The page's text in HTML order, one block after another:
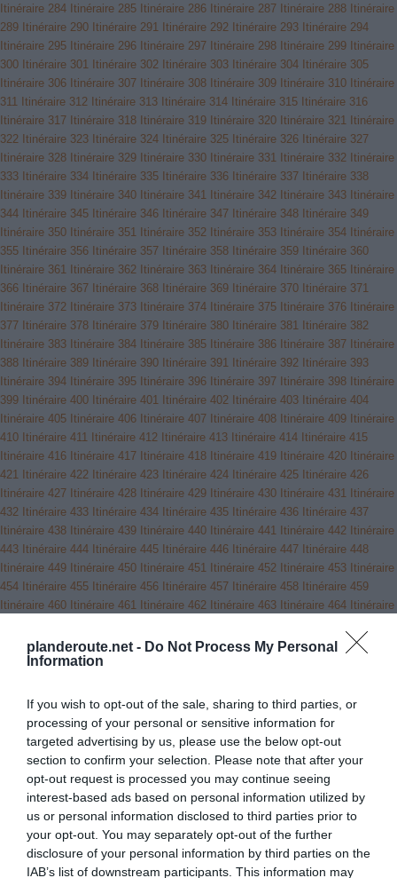
planderoute.net - Do Not Process My Personal
Information
If you wish to opt-out of the sale, sharing to third parties, or
processing of your personal or sensitive information for
targeted advertising by us, please use the below opt-out
section to confirm your selection. Please note that after your
opt-out request is processed you may continue seeing
interest-based ads based on personal information utilized by
us or personal information disclosed to third parties prior to
your opt-out. You may separately opt-out of the further
disclosure of your personal information by third parties on the
IAB’s list of downstream participants. This information may
Itinéraire 284 Itinéraire 285 Itinéraire 286 Itinéraire 287 Itinéraire 288 Itinéraire
289 Itinéraire 290 Itinéraire 291 Itinéraire 292 Itinéraire 293 Itinéraire 294
Itinéraire 295 Itinéraire 296 Itinéraire 297 Itinéraire 298 Itinéraire 299 Itinéraire
300 Itinéraire 301 Itinéraire 302 Itinéraire 303 Itinéraire 304 Itinéraire 305
Itinéraire 306 Itinéraire 307 Itinéraire 308 Itinéraire 309 Itinéraire 310 Itinéraire
311 Itinéraire 312 Itinéraire 313 Itinéraire 314 Itinéraire 315 Itinéraire 316
Itinéraire 317 Itinéraire 318 Itinéraire 319 Itinéraire 320 Itinéraire 321 Itinéraire
322 Itinéraire 323 Itinéraire 324 Itinéraire 325 Itinéraire 326 Itinéraire 327
Itinéraire 328 Itinéraire 329 Itinéraire 330 Itinéraire 331 Itinéraire 332 Itinéraire
333 Itinéraire 334 Itinéraire 335 Itinéraire 336 Itinéraire 337 Itinéraire 338
Itinéraire 339 Itinéraire 340 Itinéraire 341 Itinéraire 342 Itinéraire 343 Itinéraire
344 Itinéraire 345 Itinéraire 346 Itinéraire 347 Itinéraire 348 Itinéraire 349
Itinéraire 350 Itinéraire 351 Itinéraire 352 Itinéraire 353 Itinéraire 354 Itinéraire
355 Itinéraire 356 Itinéraire 357 Itinéraire 358 Itinéraire 359 Itinéraire 360
Itinéraire 361 Itinéraire 362 Itinéraire 363 Itinéraire 364 Itinéraire 365 Itinéraire
366 Itinéraire 367 Itinéraire 368 Itinéraire 369 Itinéraire 370 Itinéraire 371
Itinéraire 372 Itinéraire 373 Itinéraire 374 Itinéraire 375 Itinéraire 376 Itinéraire
377 Itinéraire 378 Itinéraire 379 Itinéraire 380 Itinéraire 381 Itinéraire 382
Itinéraire 383 Itinéraire 384 Itinéraire 385 Itinéraire 386 Itinéraire 387 Itinéraire
388 Itinéraire 389 Itinéraire 390 Itinéraire 391 Itinéraire 392 Itinéraire 393
Itinéraire 394 Itinéraire 395 Itinéraire 396 Itinéraire 397 Itinéraire 398 Itinéraire
399 Itinéraire 400 Itinéraire 401 Itinéraire 402 Itinéraire 403 Itinéraire 404
Itinéraire 405 Itinéraire 406 Itinéraire 407 Itinéraire 408 Itinéraire 409 Itinéraire
410 Itinéraire 411 Itinéraire 412 Itinéraire 413 Itinéraire 414 Itinéraire 415
Itinéraire 416 Itinéraire 417 Itinéraire 418 Itinéraire 419 Itinéraire 420 Itinéraire
421 Itinéraire 422 Itinéraire 423 Itinéraire 424 Itinéraire 425 Itinéraire 426
Itinéraire 427 Itinéraire 428 Itinéraire 429 Itinéraire 430 Itinéraire 431 Itinéraire
432 Itinéraire 433 Itinéraire 434 Itinéraire 435 Itinéraire 436 Itinéraire 437
Itinéraire 438 Itinéraire 439 Itinéraire 440 Itinéraire 441 Itinéraire 442 Itinéraire
443 Itinéraire 444 Itinéraire 445 Itinéraire 446 Itinéraire 447 Itinéraire 448
Itinéraire 449 Itinéraire 450 Itinéraire 451 Itinéraire 452 Itinéraire 453 Itinéraire
454 Itinéraire 455 Itinéraire 456 Itinéraire 457 Itinéraire 458 Itinéraire 459
Itinéraire 460 Itinéraire 461 Itinéraire 462 Itinéraire 463 Itinéraire 464 Itinéraire
Itinéraire 471 Itinéraire 472 Itinéraire 473 Itinéraire 474 Itinéraire 475
Itinéraire
Itinéraire 477 Itinéraire 478
Itinéraire 488 Itinéraire 489 Itinéraire 490 Itinéraire 491
Itinéraire 492
Itinéraire 494 Itinéraire 495 Itinéraire 496 Itinéraire 497
Itinéraire 499 Itinéraire 500 Itinéraire 501 Itinéraire 502
Itinéraire 503
Itinéraire 504
Itinéraire 505 Itinéraire 506 Itinéraire 507 Itinéraire 508
Itinéraire 510 Itinéraire 511 Itinéraire 512 Itinéraire 513
Itinéraire 514
Itinéraire 515 Itinéraire 516 Itinéraire 517 Itinéraire 518 Itinéraire 519 Itinéraire
Itinéraire 522 Itinéraire 523 Itinéraire 524
Itinéraire 525
Itinéraire 527 Itinéraire 528 Itinéraire 529 Itinéraire 530
Itinéraire 532 Itinéraire 533 Itinéraire 534 Itinéraire 535
Itinéraire 536
Itinéraire 537 Itinéraire 538 Itinéraire 539 Itinéraire 540 Itinéraire 541